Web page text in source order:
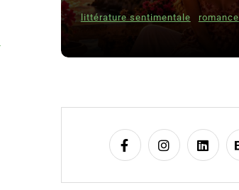
littérature sentimentale romance